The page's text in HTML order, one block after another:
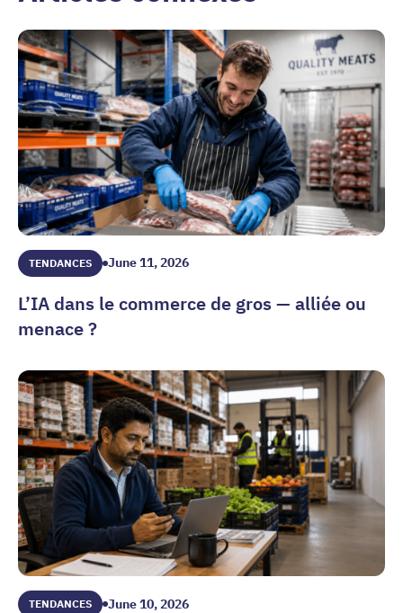
TENDANCES June 11, 2026
L’IA dans le commerce de gros — alliée ou
menace ?
TENDANCES June 10, 2026